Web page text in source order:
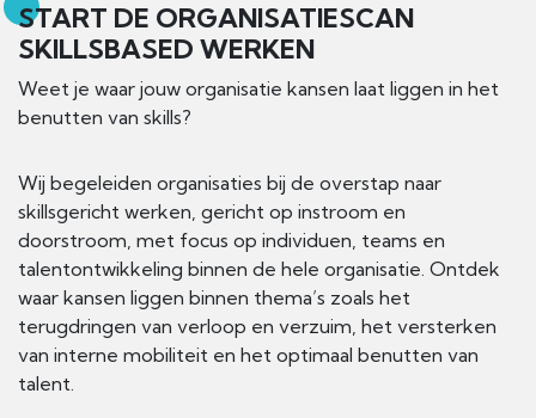
START DE ORGANISATIESCAN
SKILLSBASED WERKEN
Weet je waar jouw organisatie kansen laat liggen in het
benutten van skills?
Wij begeleiden organisaties bij de overstap naar
skillsgericht werken, gericht op instroom en
doorstroom, met focus op individuen, teams en
talentontwikkeling binnen de hele organisatie. Ontdek
waar kansen liggen binnen thema’s zoals het
terugdringen van verloop en verzuim, het versterken
van interne mobiliteit en het optimaal benutten van
talent.